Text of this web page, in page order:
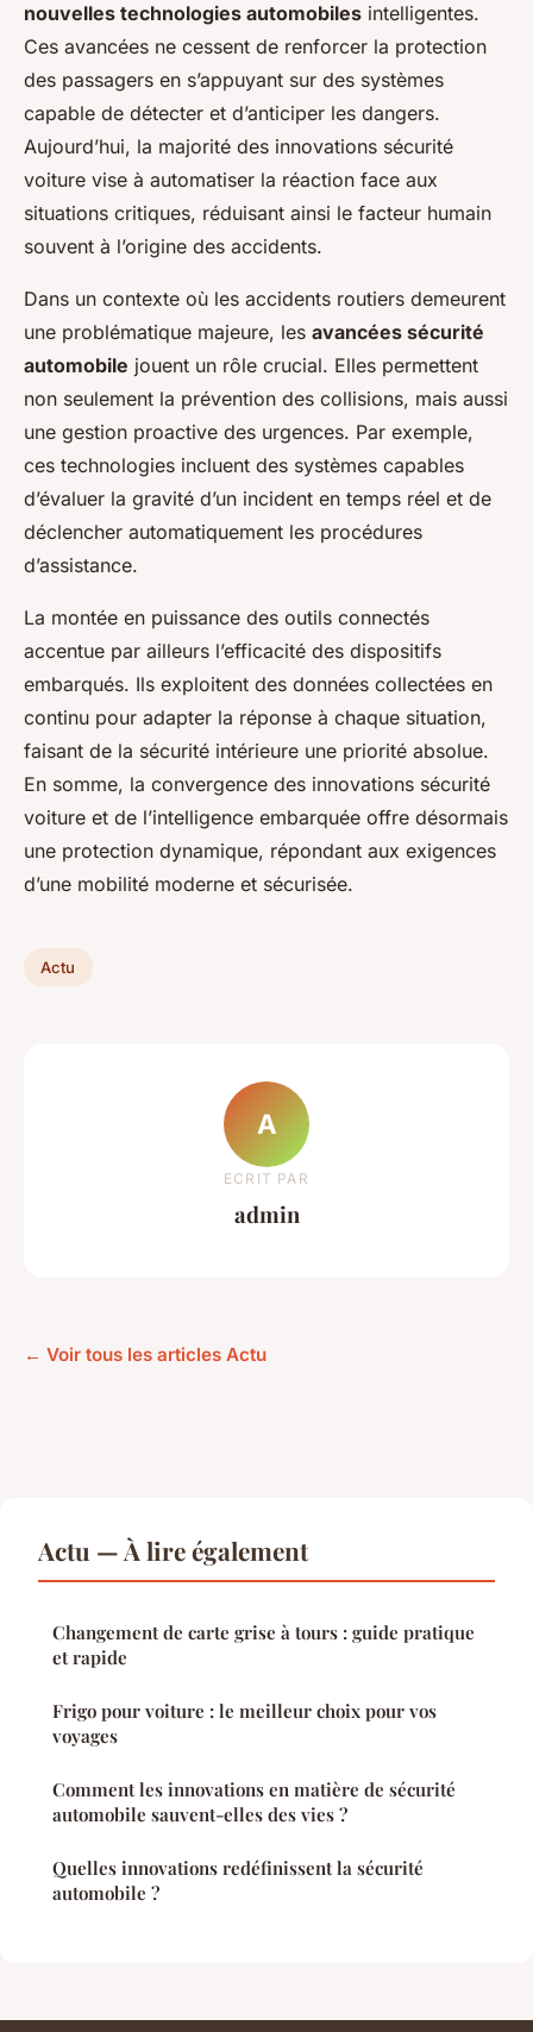
nouvelles technologies automobiles intelligentes.
Ces avancées ne cessent de renforcer la protection
des passagers en s’appuyant sur des systèmes
capable de détecter et d’anticiper les dangers.
Aujourd’hui, la majorité des innovations sécurité
voiture vise à automatiser la réaction face aux
situations critiques, réduisant ainsi le facteur humain
souvent à l’origine des accidents.
Dans un contexte où les accidents routiers demeurent
une problématique majeure, les avancées sécurité
automobile jouent un rôle crucial. Elles permettent
non seulement la prévention des collisions, mais aussi
une gestion proactive des urgences. Par exemple,
ces technologies incluent des systèmes capables
d’évaluer la gravité d’un incident en temps réel et de
déclencher automatiquement les procédures
d’assistance.
La montée en puissance des outils connectés
accentue par ailleurs l’efficacité des dispositifs
embarqués. Ils exploitent des données collectées en
continu pour adapter la réponse à chaque situation,
faisant de la sécurité intérieure une priorité absolue.
En somme, la convergence des innovations sécurité
voiture et de l’intelligence embarquée offre désormais
une protection dynamique, répondant aux exigences
d’une mobilité moderne et sécurisée.
Actu
A
ECRIT PAR
admin
← Voir tous les articles Actu
Actu — À lire également
Changement de carte grise à tours : guide pratique
et rapide
Frigo pour voiture : le meilleur choix pour vos
voyages
Comment les innovations en matière de sécurité
automobile sauvent-elles des vies ?
Quelles innovations redéfinissent la sécurité
automobile ?